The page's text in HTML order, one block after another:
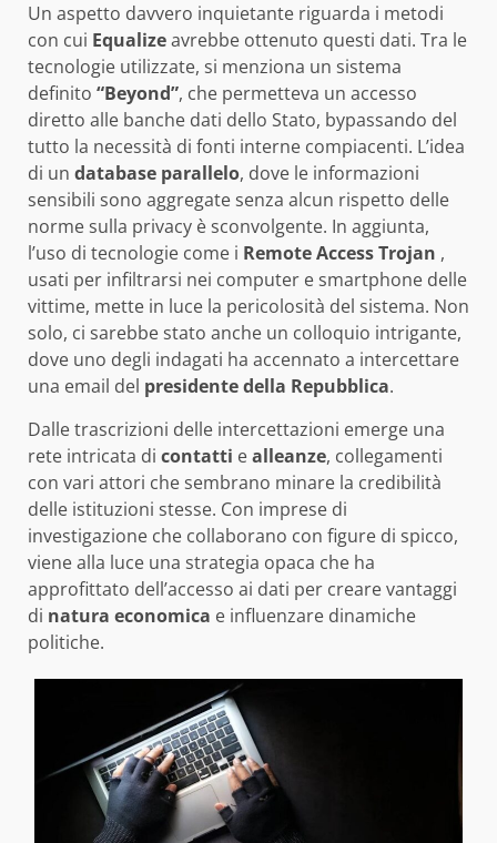
Un aspetto davvero inquietante riguarda i metodi
con cui Equalizeavrebbe ottenuto questi dati. Tra le
tecnologie utilizzate, si menziona un sistema
definito “Beyond”, che permetteva un accesso
diretto alle banche dati dello Stato, bypassando del
tutto la necessità di fonti interne compiacenti. L’idea
di un database parallelo, dove le informazioni
sensibili sono aggregate senza alcun rispetto delle
norme sulla privacy è sconvolgente. In aggiunta,
l’uso di tecnologie come i Remote Access Trojan ,
usati per infiltrarsi nei computer e smartphone delle
vittime, mette in luce la pericolosità del sistema. Non
solo, ci sarebbe stato anche un colloquio intrigante,
dove uno degli indagati ha accennato a intercettare
una email del presidente della Repubblica.
Dalle trascrizioni delle intercettazioni emerge una
rete intricata di contatti ealleanze, collegamenti
con vari attori che sembrano minare la credibilità
delle istituzioni stesse. Con imprese di
investigazione che collaborano con figure di spicco,
viene alla luce una strategia opaca che ha
approfittato dell’accesso ai dati per creare vantaggi
di natura economica e influenzare dinamiche
politiche.